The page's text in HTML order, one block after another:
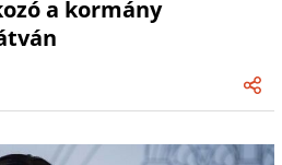
a kormány